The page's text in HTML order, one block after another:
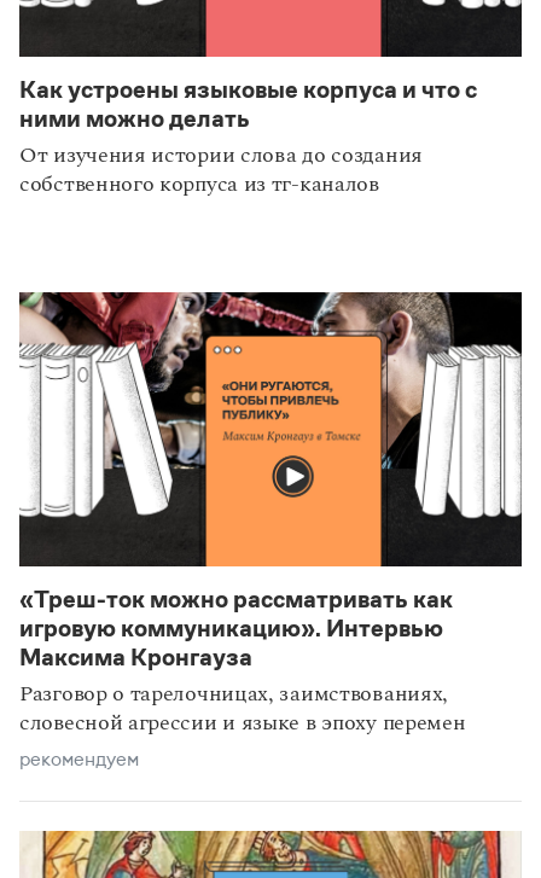
Как устроены языковые корпуса и что с
ними можно делать
От изучения истории слова до создания
собственного корпуса из тг-каналов
рекомендуем
«Треш-ток можно рассматривать как
игровую коммуникацию». Интервью
Максима Кронгауза
Разговор о тарелочницах, заимствованиях,
словесной агрессии и языке в эпоху перемен
рекомендуем